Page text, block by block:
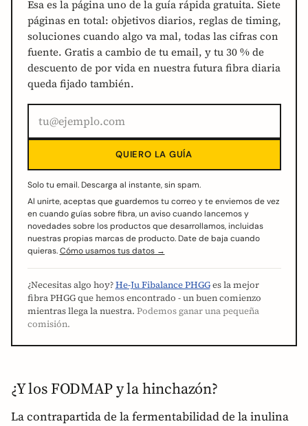
Esa es la página uno de la guía rápida gratuita. Siete
páginas en total: objetivos diarios, reglas de timing,
soluciones cuando algo va mal, todas las cifras con
fuente. Gratis a cambio de tu email, y tu 30 % de
descuento de por vida en nuestra futura fibra diaria
queda fijado también.
QUIERO LA GUÍA
Solo tu email. Descarga al instante, sin spam.
Al unirte, aceptas que guardemos tu correo y te enviemos de vez
en cuando guías sobre fibra, un aviso cuando lancemos y
novedades sobre los productos que desarrollamos, incluidas
nuestras propias marcas de producto. Date de baja cuando
quieras.Cómo usamos tus datos →
¿Necesitas algo hoy?He-Ju Fibalance PHGGes la mejor
fibra PHGG que hemos encontrado - un buen comienzo
mientras llega la nuestra. Podemos ganar una pequeña
comisión.
¿Y los FODMAP y la hinchazón?
La contrapartida de la fermentabilidad de la inulina